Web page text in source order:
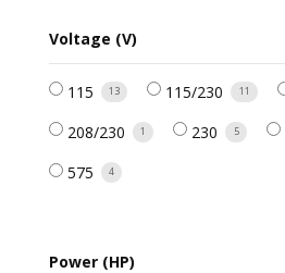
Voltage (V)
115 13 115/230 11
208/230 1 230 5
575 4
Power (HP)